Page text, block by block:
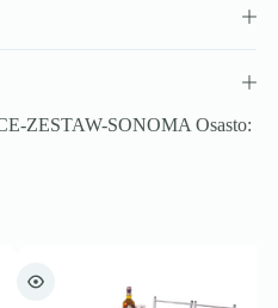
ZESTAW-SONOMA Osasto: